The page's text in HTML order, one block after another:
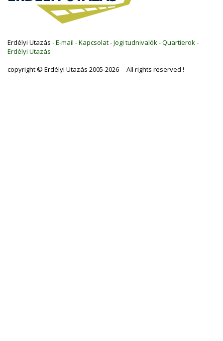
Erdélyi Utazás -E-mail -Kapcsolat-Jogi tudnivalók -Quartierok -
Erdélyi Utazás
copyright © Erdélyi Utazás 2005-2026 All rights reserved !